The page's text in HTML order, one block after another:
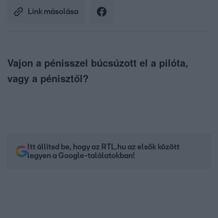
Link másolása
Vajon a pénisszel búcsúzott el a pilóta,
vagy a pénisztől?
Itt állítsd be, hogy az RTL.hu az elsők között
legyen a Google-találatokban!